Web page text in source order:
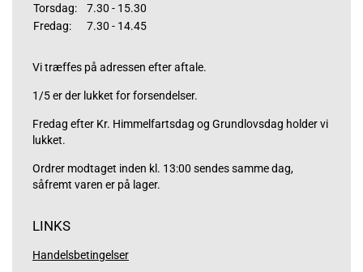
Torsdag:
7.30 - 15.30
Fredag:
7.30 - 14.45
Vi træffes på adressen efter aftale.
1/5 er der lukket for forsendelser.
Fredag efter Kr. Himmelfartsdag og Grundlovsdag holder vi
lukket.
Ordrer modtaget inden kl. 13:00 sendes samme dag,
såfremt varen er på lager.
LINKS
Handelsbetingelser